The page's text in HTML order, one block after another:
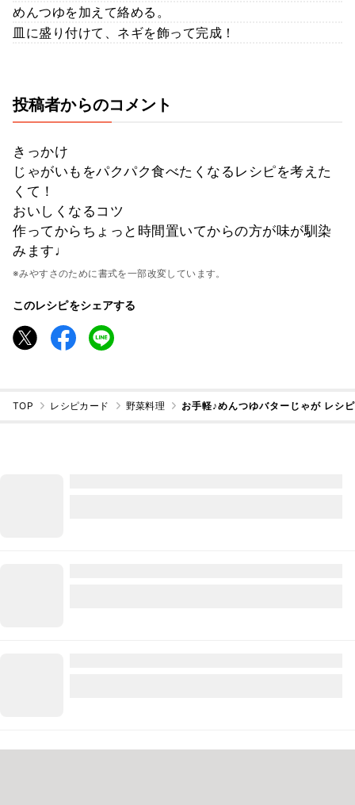
めんつゆを加えて絡める。
皿に盛り付けて、ネギを飾って完成！
投稿者からのコメント
きっかけ
じゃがいもをパクパク食べたくなるレシピを考えた
くて！
おいしくなるコツ
作ってからちょっと時間置いてからの方が味が馴染
みます♩
※みやすさのために書式を一部改変しています。
このレシピをシェアする
TOP レシピカード 野菜料理 お手軽♪めんつゆバターじゃが レシ